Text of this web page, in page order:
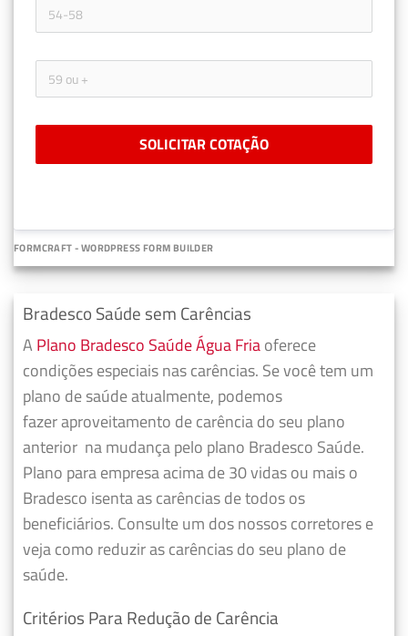
SOLICITAR COTAÇÃO
FORMCRAFT - WORDPRESS FORM BUILDER
Bradesco Saúde sem Carências
A Plano Bradesco Saúde Água Friaoferece
condições especiais nas carências. Se você tem um
plano de saúde atualmente, podemos
fazeraproveitamento de carência do seu plano
anterior na mudança pelo plano Bradesco Saúde.
Plano para empresa acima de 30 vidas ou mais o
Bradesco isenta as carências de todos os
beneficiários. Consulte um dos nossos corretores e
veja como reduzir as carências do seu plano de
saúde.
Critérios Para Redução de Carência